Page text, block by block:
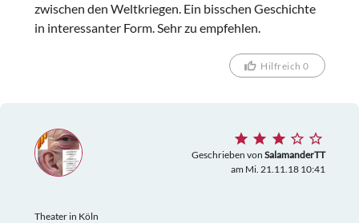
zwischen den Weltkriegen. Ein bisschen Geschichte
in interessanter Form. Sehr zu empfehlen.
Hilfreich 0
Geschrieben von SalamanderTT
am Mi. 21.11.18 10:41
Theater in Köln